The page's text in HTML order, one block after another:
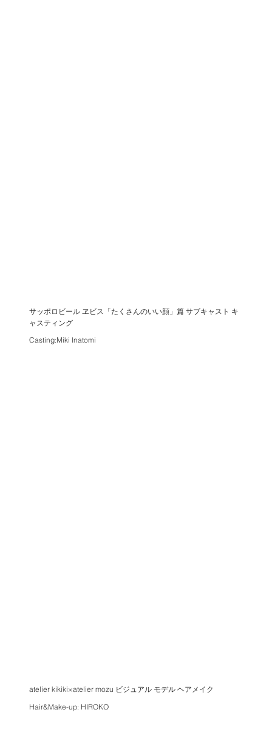
サッポロビール ヱビス「たくさんのいい顔」篇 サブキャスト キ
ャスティング
Casting:Miki Inatomi
atelier kikiki×atelier mozu ビジュアル モデル ヘアメイク
Hair&Make-up: HIROKO